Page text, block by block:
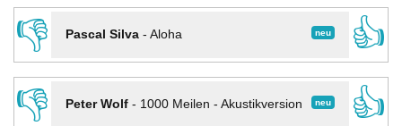
👎
neu
Pascal Silva- Aloha
👍
👎
neu
Peter Wolf- 1000 Meilen - Akustikversion
👍